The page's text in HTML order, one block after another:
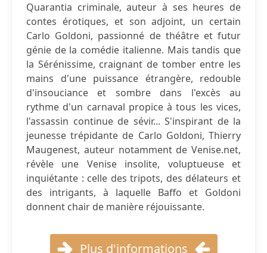
Quarantia criminale, auteur à ses heures de
contes érotiques, et son adjoint, un certain
Carlo Goldoni, passionné de théâtre et futur
génie de la comédie italienne. Mais tandis que
la Sérénissime, craignant de tomber entre les
mains d'une puissance étrangère, redouble
d'insouciance et sombre dans l'excès au
rythme d'un carnaval propice à tous les vices,
l'assassin continue de sévir... S'inspirant de la
jeunesse trépidante de Carlo Goldoni, Thierry
Maugenest, auteur notamment de Venise.net,
révèle une Venise insolite, voluptueuse et
inquiétante : celle des tripots, des délateurs et
des intrigants, à laquelle Baffo et Goldoni
donnent chair de manière réjouissante.
Plus d'informations